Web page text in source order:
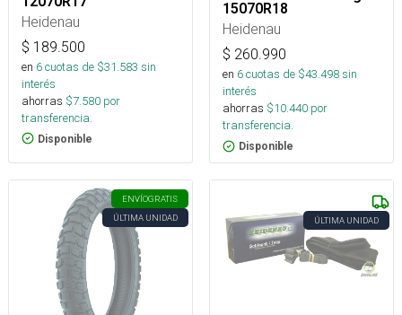
Heidenau
$ 189.500
en 6cuotas de $31.583 sin
interés
ahorras $7.580 por
transferencia.
Disponible
15070R18
Heidenau
$ 260.990
en 6cuotas de $43.498sin
interés
ahorras $10.440 por
transferencia.
Disponible
ENVÍOGRATIS
ÚLTIMA UNIDAD
ÚLTIMA UNIDAD